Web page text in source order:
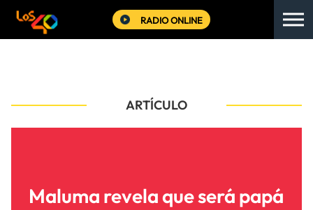
RADIO ONLINE
ARTÍCULO
Maluma revela que será papá